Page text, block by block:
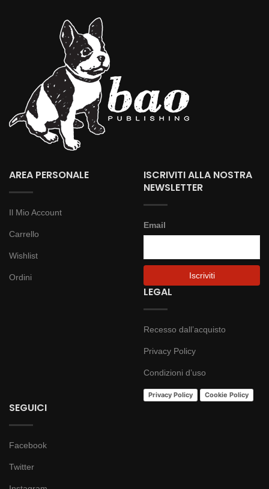
AREA PERSONALE
Il Mio Account
Carrello
Wishlist
Ordini
ISCRIVITI ALLA NOSTRA
NEWSLETTER
Email
LEGAL
Recesso dall’acquisto
Privacy Policy
Condizioni d’uso
Privacy Policy Cookie Policy
SEGUICI
Facebook
Twitter